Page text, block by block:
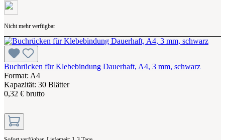
Nicht mehr verfügbar
Buchrücken für Klebebindung Dauerhaft, A4, 3 mm, schwarz
Format: A4
Kapazität: 30 Blätter
0,32 € brutto